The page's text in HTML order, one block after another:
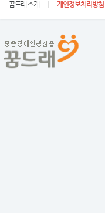
꿈드래 소개 개인정보처리방침